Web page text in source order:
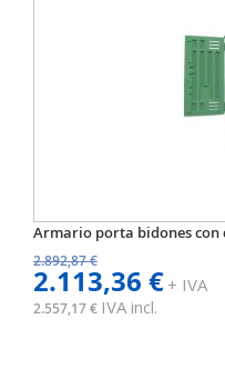
Armario porta bidones con
2.892,87 €
2.113,36 €+ IVA
2.557,17 € IVA incl.